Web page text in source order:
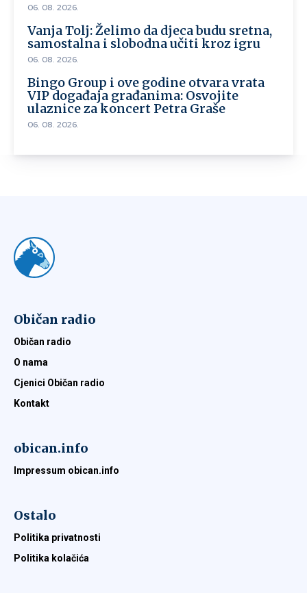
06. 08. 2026.
Vanja Tolj: Želimo da djeca budu sretna,
samostalna i slobodna učiti kroz igru
06. 08. 2026.
Bingo Group i ove godine otvara vrata
VIP događaja građanima: Osvojite
ulaznice za koncert Petra Graše
06. 08. 2026.
Običan radio
Običan radio
O nama
Cjenici Običan radio
Kontakt
obican.info
Impressum obican.info
Ostalo
Politika privatnosti
Politika kolačića